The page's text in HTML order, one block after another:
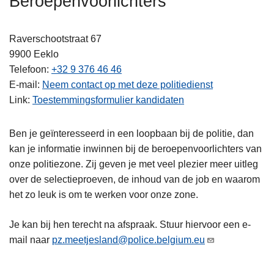
Raverschootstraat 67
9900 Eeklo
Telefoon +32 9 376 46 46
E-mail
Neem contact op met deze politiedienst
Link Toestemmingsformulier kandidaten
Ben je geïnteresseerd in een loopbaan bij de politie, dan
kan je informatie inwinnen bij de beroepenvoorlichters van
onze politiezone. Zij geven je met veel plezier meer uitleg
over de selectieproeven, de inhoud van de job en waarom
het zo leuk is om te werken voor onze zone.
Je kan bij hen terecht na afspraak. Stuur hiervoor een e-
mail naar pz.meetjesland@police.belgium.eu